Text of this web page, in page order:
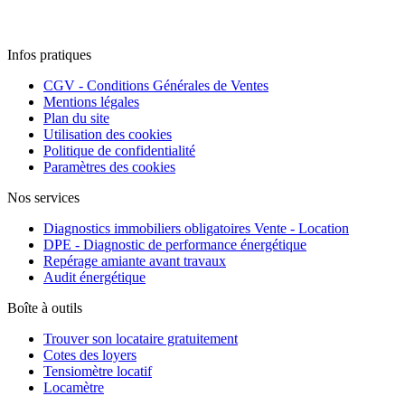
Infos pratiques
CGV - Conditions Générales de Ventes
Mentions légales
Plan du site
Utilisation des cookies
Politique de confidentialité
Paramètres des cookies
Nos services
Diagnostics immobiliers obligatoires Vente - Location
DPE - Diagnostic de performance énergétique
Repérage amiante avant travaux
Audit énergétique
Boîte à outils
Trouver son locataire gratuitement
Cotes des loyers
Tensiomètre locatif
Locamètre